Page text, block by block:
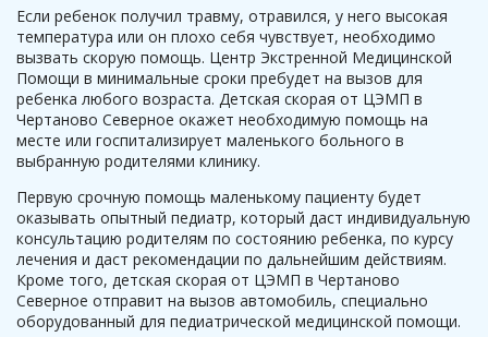
Если ребенок получил травму, отравился, у него высокая
температура или он плохо себя чувствует, необходимо
вызвать скорую помощь. Центр Экстренной Медицинской
Помощи в минимальные сроки пребудет на вызов для
ребенка любого возраста. Детская скорая от ЦЭМП в
Чертаново Северное окажет необходимую помощь на
месте или госпитализирует маленького больного в
выбранную родителями клинику.
Первую срочную помощь маленькому пациенту будет
оказывать опытный педиатр, который даст индивидуальную
консультацию родителям по состоянию ребенка, по курсу
лечения и даст рекомендации по дальнейшим действиям.
Кроме того, детская скорая от ЦЭМП в Чертаново
Северное отправит на вызов автомобиль, специально
оборудованный для педиатрической медицинской помощи.